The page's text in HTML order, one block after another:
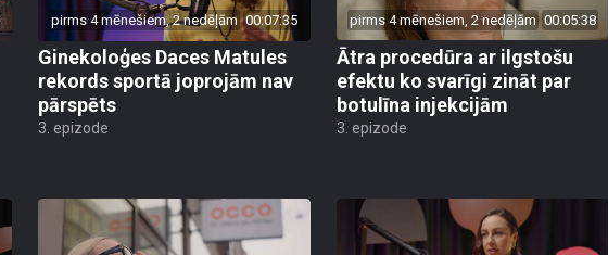
pirms 4 mēnešiem, 2 nedēļām 00:07:35
Ginekoloģes Daces Matules
rekords sportā joprojām nav
pārspēts
3. epizode
pirms 4 mēnešiem, 2 nedēļām 00:05:38
Ātra procedūra ar ilgstošu
efektu ko svarīgi zināt par
botulīna injekcijām
3. epizode